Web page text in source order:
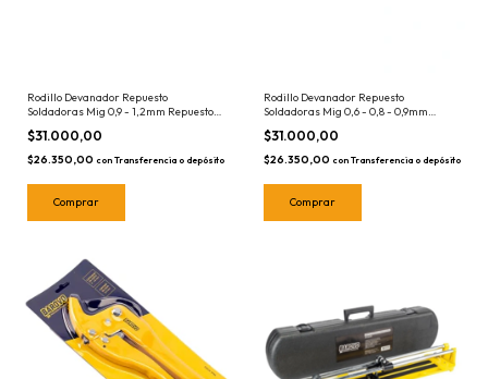
Rodillo Devanador Repuesto
Soldadoras Mig 0,9 - 1,2mm Repuesto
RMB
$31.000,00
$26.350,00 con Transferencia o depósito
Rodillo Devanador Repuesto
Soldadoras Mig 0,6 - 0,8 - 0,9mm
Repuesto RMB
$31.000,00
$26.350,00 con Transferencia o depósito